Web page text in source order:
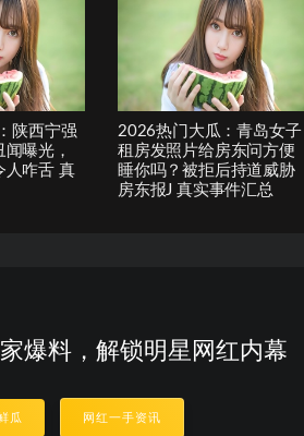
陕西宁强
曝光，
人咋舌 真
2026热门大瓜：青岛女子
租房发照片给房东问方便
睡你吗？被拒后持道威胁
房东报J 真实事件汇总
爆料，解锁明星网红内幕
瓜 网红一手资讯